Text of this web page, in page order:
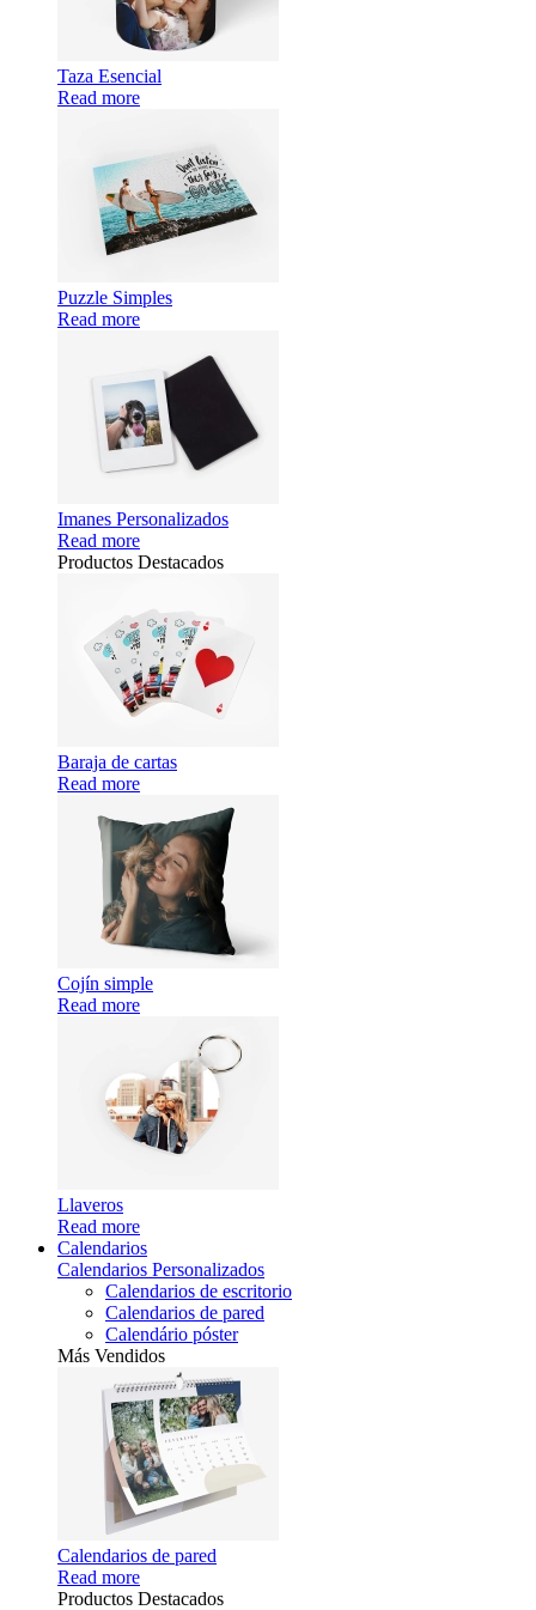
Taza Esencial
Read more
Puzzle Simples
Read more
Imanes Personalizados
Read more
Productos Destacados
Baraja de cartas
Read more
Cojín simple
Read more
Llaveros
Read more
Calendarios
Calendarios Personalizados
Calendarios de escritorio
Calendarios de pared
Calendário póster
Más Vendidos
Calendarios de pared
Read more
Productos Destacados